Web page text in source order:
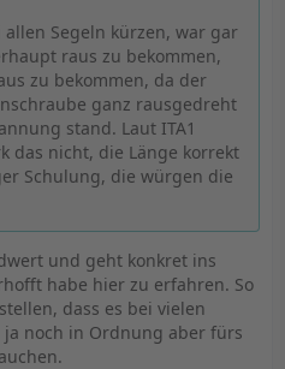
Segeln kürzen, war gar
raus zu bekommen,
zu bekommen, da der
ganz rausgedreht
stand. Laut ITA1
das nicht, die Länge korrekt
Schulung, die würgen die
und geht konkret ins
habe hier zu erfahren. So
dass es bei vielen
ja noch in Ordnung aber fürs